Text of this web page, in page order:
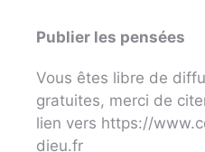
Publier les pensées
Vous êtes libre de
gratuites, merci de
lien vers https://
dieu.fr